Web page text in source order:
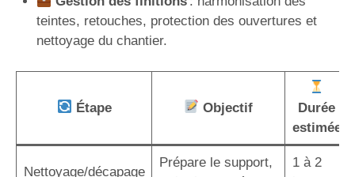
teintes, retouches, protection des ouvertures et
nettoyage du chantier.
Étape Objectif
Durée
estimée
Nettoyage/décapage
Prépare le support,
1 à 2